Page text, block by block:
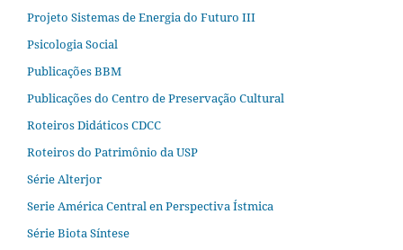
Projeto Sistemas de Energia do Futuro III
Psicologia Social
Publicações BBM
Publicações do Centro de Preservação Cultural
Roteiros Didáticos CDCC
Roteiros do Patrimônio da USP
Série Alterjor
Serie América Central en Perspectiva Ístmica
Série Biota Síntese